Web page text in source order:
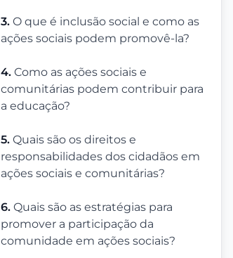
3. O que é inclusão social e como as
ações sociais podem promovê-la?
4. Como as ações sociais e
comunitárias podem contribuir para
a educação?
5. Quais são os direitos e
responsabilidades dos cidadãos em
ações sociais e comunitárias?
6. Quais são as estratégias para
promover a participação da
comunidade em ações sociais?